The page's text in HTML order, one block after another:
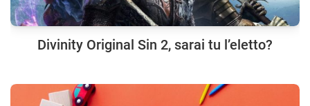
Divinity Original Sin 2, sarai tu l’eletto?